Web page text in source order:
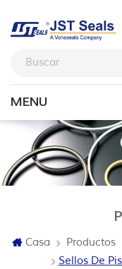
Casa Productos
Sellos De